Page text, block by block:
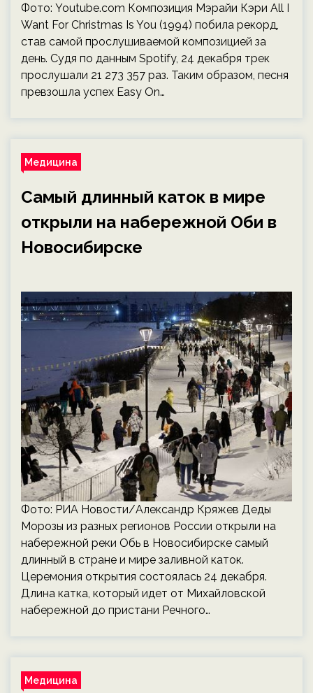
Фото: Youtube.com Композиция Мэрайи Кэри All I
Want For Christmas Is You (1994) побила рекорд,
став самой прослушиваемой композицией за
день. Судя по данным Spotify, 24 декабря трек
прослушали 21 273 357 раз. Таким образом, песня
превзошла успех Easy On…
Медицина
Самый длинный каток в мире
открыли на набережной Оби в
Новосибирске
Фото: РИА Новости/Александр Кряжев Деды
Морозы из разных регионов России открыли на
набережной реки Обь в Новосибирске самый
длинный в стране и мире заливной каток.
Церемония открытия состоялась 24 декабря.
Длина катка, который идет от Михайловской
набережной до пристани Речного…
Медицина